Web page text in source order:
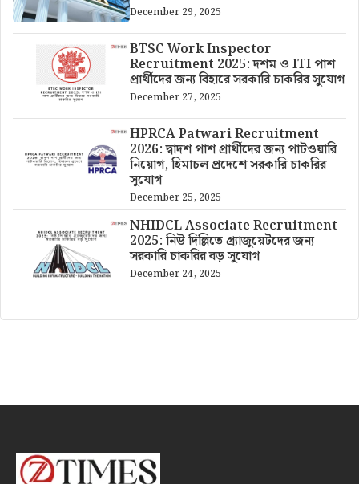
December 29, 2025
BTSC Work Inspector
Recruitment 2025: দশম ও ITI পাশ
প্রার্থীদের জন্য বিহারে সরকারি চাকরির সুযোগ
December 27, 2025
HPRCA Patwari Recruitment
2026: দ্বাদশ পাশ প্রার্থীদের জন্য পাটওয়ারি
নিয়োগ, হিমাচল প্রদেশে সরকারি চাকরির
সুযোগ
December 25, 2025
NHIDCL Associate Recruitment
2025: নিউ দিল্লিতে গ্র্যাজুয়েটদের জন্য
সরকারি চাকরির বড় সুযোগ
December 24, 2025